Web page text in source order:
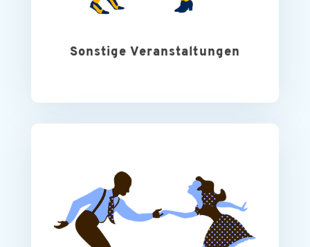
Sonstige Veranstaltungen